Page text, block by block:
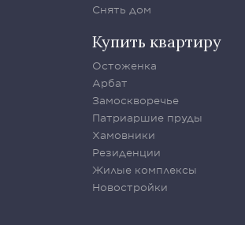
Снять дом
Купить квартиру
Остоженка
Арбат
Замоскворечье
Патриаршие пруды
Хамовники
Резиденции
Жилые комплексы
Новостройки